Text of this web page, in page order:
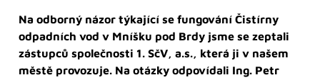
Na odborný názor týkající se fungování Čistírny
odpadních vod v Mníšku pod Brdy jsme se zeptali
zástupců společnosti 1. SčV, a.s., která ji v našem
městě provozuje. Na otázky odpovídali Ing. Petr